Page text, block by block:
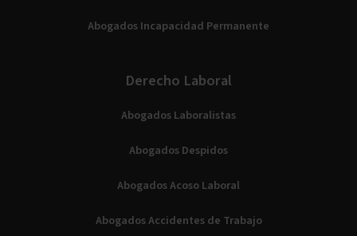
Abogados Incapacidad Permanente
Derecho Laboral
Abogados Laboralistas
Abogados Despidos
Abogados Acoso Laboral
Abogados Accidentes de Trabajo